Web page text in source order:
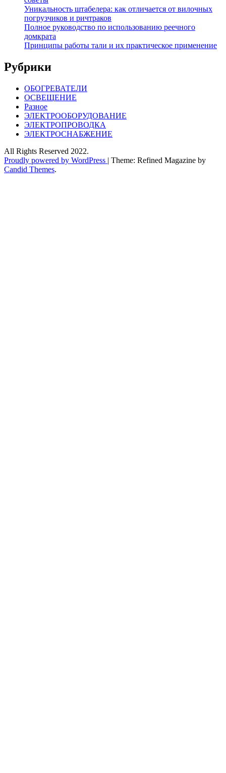
Уникальность штабелера: как отличается от вилочных
погрузчиков и ричтраков
Полное руководство по использованию реечного
домкрата
Принципы работы тали и их практическое применение
Рубрики
ОБОГРЕВАТЕЛИ
ОСВЕЩЕНИЕ
Разное
ЭЛЕКТРООБОРУДОВАНИЕ
ЭЛЕКТРОПРОВОДКА
ЭЛЕКТРОСНАБЖЕНИЕ
All Rights Reserved 2022.
Proudly powered by WordPress | Theme: Refined Magazine by
Candid Themes.